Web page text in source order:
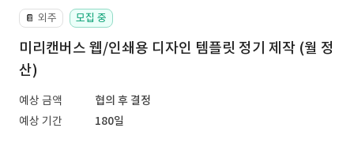
📔 외주 모집 중
미리캔버스 웹/인쇄용 디자인 템플릿 정기 제작 (월 정
산)
예상 금액
협의 후 결정
예상 기간
180일